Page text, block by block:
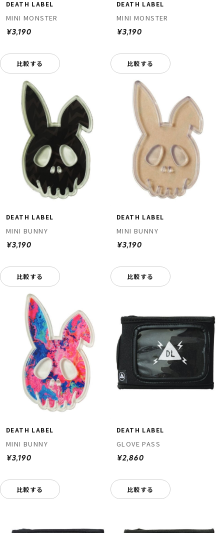
DEATH LABEL
MINI MONSTER
¥3,190
比較する
DEATH LABEL
MINI MONSTER
¥3,190
比較する
DEATH LABEL
MINI BUNNY
¥3,190
比較する
DEATH LABEL
MINI BUNNY
¥3,190
比較する
DEATH LABEL
MINI BUNNY
¥3,190
比較する
DEATH LABEL
GLOVE PASS
¥2,860
比較する